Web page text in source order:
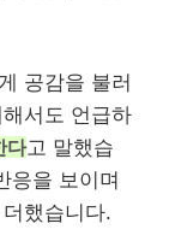
공감을 불러
서도 언급하
다고 말했습
응을 보이며
했습니다.